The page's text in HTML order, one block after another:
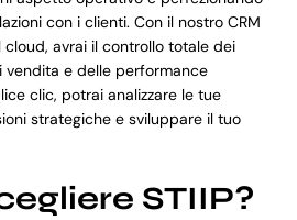
con i clienti. Con il nostro CRM
avrai il controllo totale dei
e delle performance
clic, potrai analizzare le tue
strategiche e sviluppare il tuo
STIIP?